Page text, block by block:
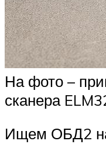
На фото –
сканера
Ищем ОБД2